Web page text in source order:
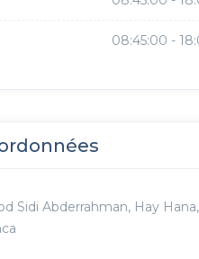
08:45:00 -
Sidi Abderrahman, Hay Hana,